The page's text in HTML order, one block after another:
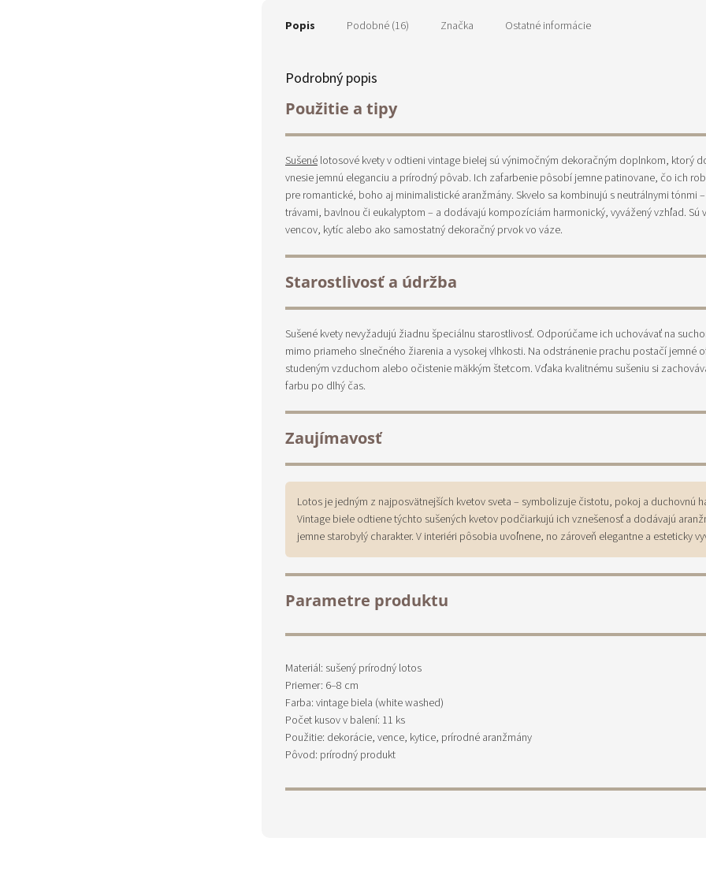
Popis Podobné (16) Značka Ostatné informácie
Podrobný popis
Použitie a tipy
Sušené lotosové kvety v odtieni vintage bielej sú výnimočným dekoračným doplnkom, ktorý
vnesie jemnú eleganciu a prírodný pôvab. Ich zafarbenie pôsobí jemne patinovane, čo ich
pre romantické, boho aj minimalistické aranžmány. Skvelo sa kombinujú s neutrálnymi tónmi
trávami, bavlnou či eukalyptom – a dodávajú kompozíciám harmonický, vyvážený vzhľad. Sú
vencov, kytíc alebo ako samostatný dekoračný prvok vo váze.
Starostlivosť a údržba
Sušené kvety nevyžadujú žiadnu špeciálnu starostlivosť. Odporúčame ich uchovávať na
mimo priameho slnečného žiarenia a vysokej vlhkosti. Na odstránenie prachu postačí jemné
studeným vzduchom alebo očistenie mäkkým štetcom. Vďaka kvalitnému sušeniu si
farbu po dlhý čas.
Zaujímavosť
Lotos je jedným z najposvätnejších kvetov sveta – symbolizuje čistotu, pokoj a duchovnú
Vintage biele odtiene týchto sušených kvetov podčiarkujú ich vznešenosť a dodávajú
jemne starobylý charakter. V interiéri pôsobia uvoľnene, no zároveň elegantne a esteticky
Parametre produktu
Materiál: sušený prírodný lotos
Priemer: 6–8 cm
Farba: vintage biela (white washed)
Počet kusov v balení: 11 ks
Použitie: dekorácie, vence, kytice, prírodné aranžmány
Pôvod: prírodný produkt